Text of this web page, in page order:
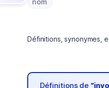
nom
Définitions, synonymes,
Définitions de